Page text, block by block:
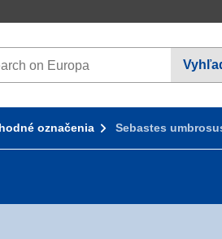
označenia Sebastes